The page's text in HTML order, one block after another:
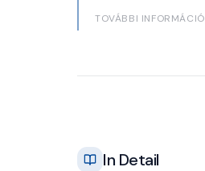
TOVÁBBI INFORMÁCIÓ
In Detail